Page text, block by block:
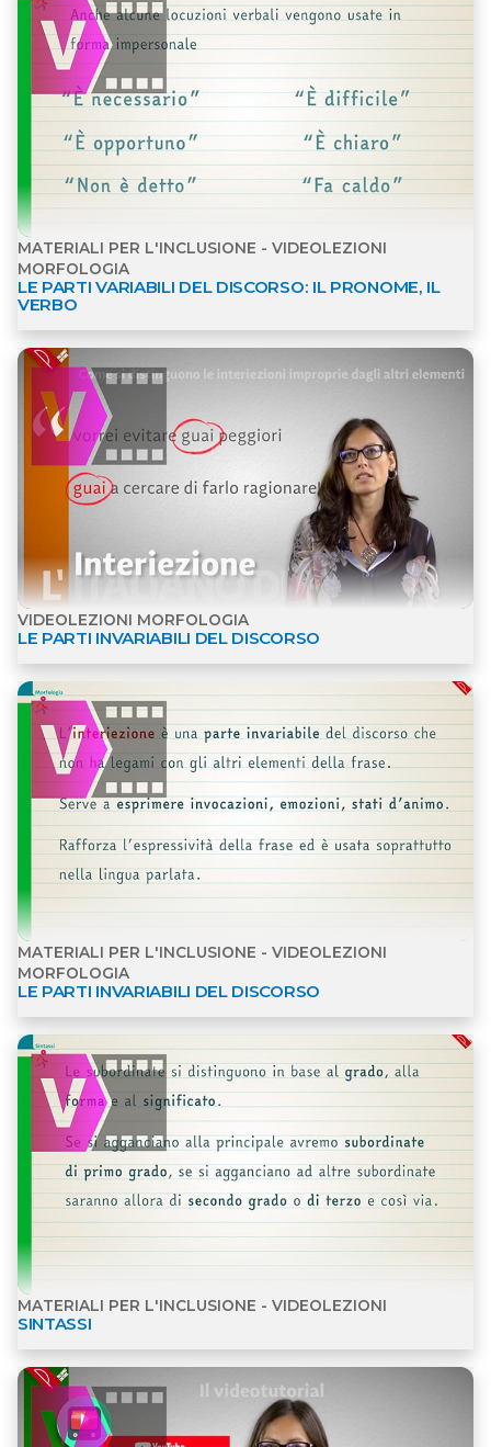
MATERIALI PER L'INCLUSIONE - VIDEOLEZIONI
MORFOLOGIA
LE PARTI VARIABILI DEL DISCORSO: IL PRONOME, IL
VERBO
VIDEOLEZIONI MORFOLOGIA
LE PARTI INVARIABILI DEL DISCORSO
Apri dettagli Videolezioni Morfologia
MATERIALI PER L'INCLUSIONE - VIDEOLEZIONI
MORFOLOGIA
LE PARTI INVARIABILI DEL DISCORSO
Apri dettagli Materiali per l'inclusione -
MATERIALI PER L'INCLUSIONE - VIDEOLEZIONI
SINTASSI
Apri dettagli Materiali per l'inclusione -
Apri dettagli Videolezioni